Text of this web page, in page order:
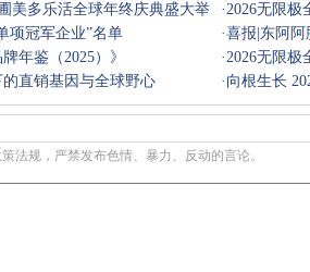
美多乐活全球年终庆典盛大举
·2026无限极
项冠军企业”名单 ·喜报|东阿
年鉴（2025）》 ·2026无限极
直销基因与全球野心 · 向根生长
法规，严禁发布色情、暴力、反动的言论。